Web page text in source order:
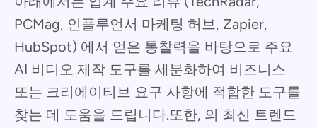
PCMag, 인플루언서 마케팅 허브, Zapier,
HubSpot) 에서 얻은 통찰력을 바탕으로 주요
AI 비디오 제작 도구를 세분화하여 비즈니스
또는 크리에이티브 요구 사항에 적합한 도구를
찾는 데 도움을 드립니다.또한, 의 최신 트렌드